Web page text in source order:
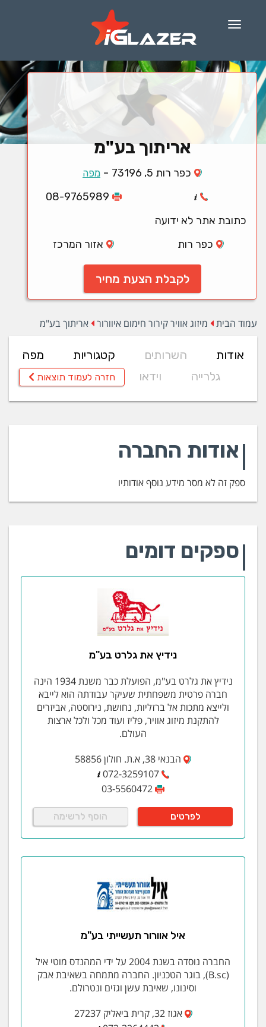
Menu
אריתוך בע"מ
כפר רות 5, 73196 - מפה
08-9765989
כתובת אתר לא ידועה
כפר רות
אזור המרכז
לקבלת הצעת מחיר
עמוד הבית מיזוג אוויר קירור חימום איוורור אריתוך בע"מ
אודות השרותים קטגוריות
מפה
גלרייה
וידאו חזרה לעמוד תוצאות
אודות החברה
ספק זה לא מסר מידע נוסף אודותיו
ספקים דומים
נידיץ את גלרט בע"מ
נידיץ את גלרט בע"מ, הפועלת כבר משנת 1934 הינה
חברה פרטית משפחתית שעיקר עבודתה הוא לייבא
ולייצא מתכות אל ברזליות, נחושת, נירוסטה, אביזרים
להתקנת מיזוג אוויר, פליז ועוד מכל ולכל ארצות
העולם.
הבנאי 38, א.ת. חולון 58856
072-3259107
03-5560472
לפרטים הוסף לרשימה
איל אוורור תעשייתי בע"מ
החברה נוסדה בשנת 2004 על ידי המהנדס מוטי איל
(B.sc), בוגר הטכניון. החברה מתמחה בשאיבת אבק
וסינונו, שאיבת עשן וגזים ונטרולם.
אגוז 32, קרית ביאליק 27237